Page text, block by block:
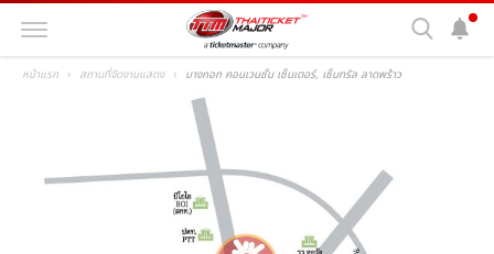
หน้าแรก สถานที่จัดงานแสดง บางกอก คอนเวนชั่น เซ็นเตอร์, เซ็นทรัล ลาดพร้าว